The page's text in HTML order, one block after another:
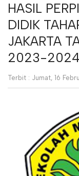
HASIL
DIDIK
JAKARTA
2023-2024
Terbit : Jumat, 16